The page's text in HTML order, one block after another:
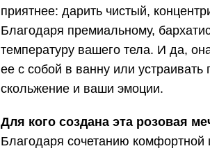
приятнее: дарить чистый,
Благодаря премиальному,
температуру вашего тела. И да,
ее с собой в ванну или
скольжение и ваши эмоции.
Для кого создана эта розовая
Благодаря сочетанию